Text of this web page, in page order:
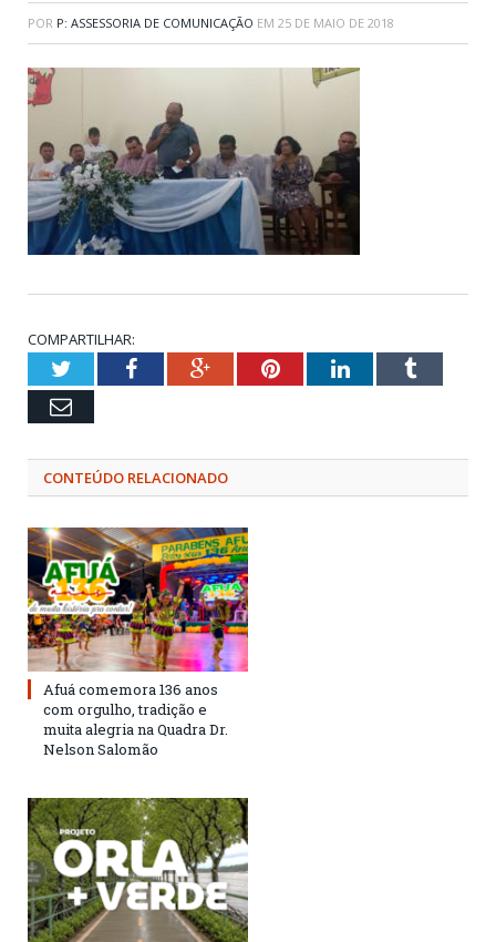
POR P: ASSESSORIA DE COMUNICAÇÃO EM 25 DE MAIO DE 2018
COMPARTILHAR:
TwitterFacebookGoogle+PinterestLinkedInTumblr
Email
CONTEÚDO RELACIONADO
Afuá comemora 136 anos
com orgulho, tradição e
muita alegria na Quadra Dr.
Nelson Salomão